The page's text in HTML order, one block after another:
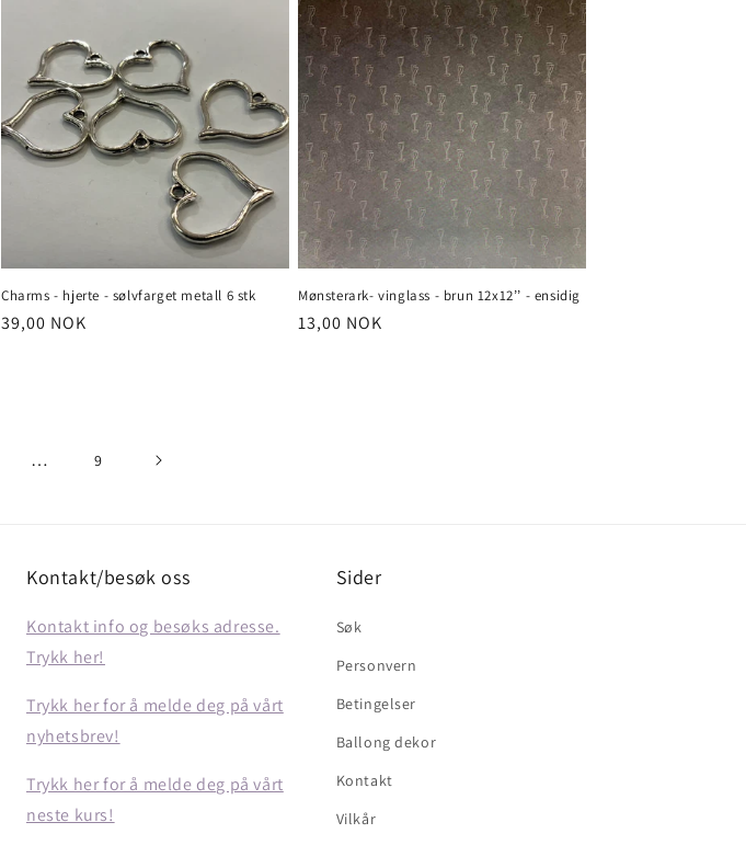
Charms - hjerte - sølvfarget metall 6 stk
Vanlig
39,00 NOK
Mønsterark- vinglass - brun 12x12’’ - ensidig
Vanlig
13,00 NOK
… 9
Kontakt/besøk oss
Kontakt info og besøks adresse.
Trykk her!
Trykk her for å melde deg på vårt
nyhetsbrev!
Trykk her for å melde deg på vårt
neste kurs!
Sider
Søk
Personvern
Betingelser
Ballong dekor
Kontakt
Vilkår